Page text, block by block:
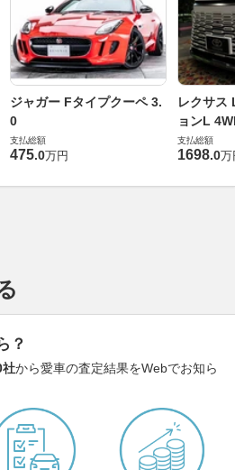
ジャガー Fタイプクーペ 3.
0
支払総額
475.0万円
レクサス
ョンL
支払総額
1698.0万
？
社から愛車の査定結果をWebでお知ら